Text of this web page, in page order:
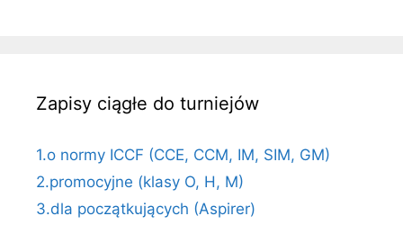
Zapisy ciągłe do turniejów
1.o normy ICCF (CCE, CCM, IM, SIM, GM)
2.promocyjne (klasy O, H, M)
3.dla początkujących (Aspirer)